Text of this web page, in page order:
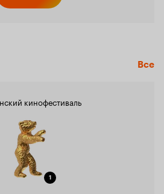
Все
кинофестиваль
1